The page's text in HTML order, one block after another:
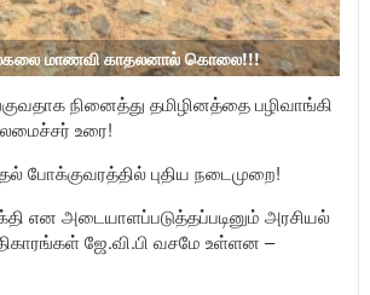
மாணவி காதலனால் கொலை!!!
நினைத்து தமிழினத்தை பழிவாங்கி
உரை!
போக்குவரத்தில் புதிய நடைமுறை!
என அடையாளப்படுத்தப்படினும் அரசியல்
ஜே.வி.பி வசமே உள்ளன –